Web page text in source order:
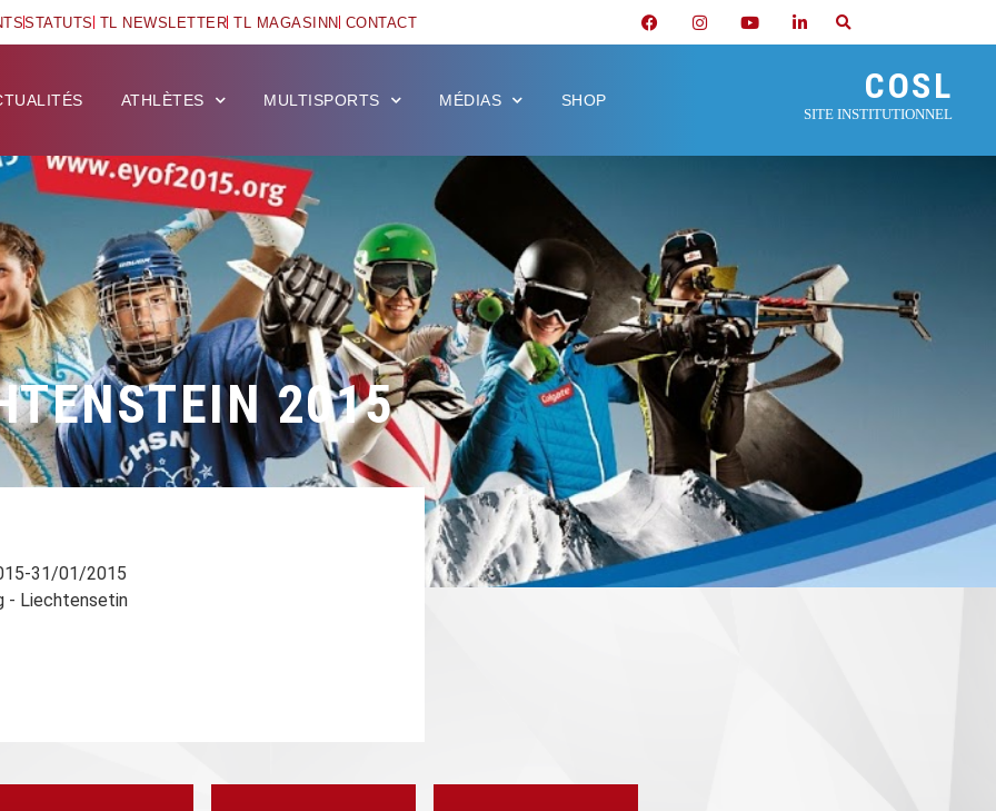
STATUTS TL NEWSLETTER TL MAGASINN CONTACT
ATHLÈTES MULTISPORTS MÉDIAS SHOP COSL
SITE INSTITUTIONNEL
2015
31/01/2015
- Liechtensetin